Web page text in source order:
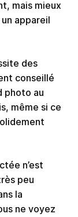
mais mieux
appareil
des
conseillé
photo au
même si ce
n’est
peu
la
ne voyez